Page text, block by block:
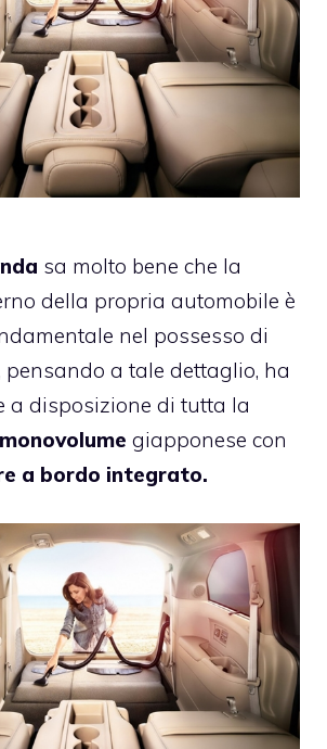
sa molto bene che la
della propria automobile è
nel possesso di
pensando a tale dettaglio, ha
a disposizione di tutta la
monovolume giapponese con
a bordo integrato.